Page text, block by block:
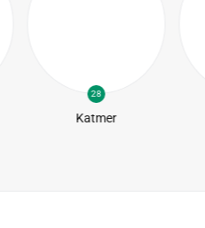
28
Katmer